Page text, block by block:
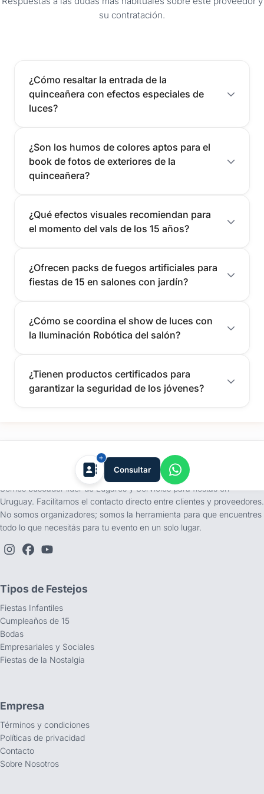
su contratación.
¿Cómo resaltar la entrada de la
quinceañera con efectos especiales de
luces?
¿Son los humos de colores aptos para el
book de fotos de exteriores de la
quinceañera?
¿Qué efectos visuales recomiendan para
el momento del vals de los 15 años?
¿Ofrecen packs de fuegos artificiales para
fiestas de 15 en salones con jardín?
¿Cómo se coordina el show de luces con
la Iluminación Robótica del salón?
¿Tienen productos certificados para
garantizar la seguridad de los jóvenes?
Consultar
tufiesta.com.uy
Somos buscador líder de Lugares y Servicios para fiestas en
Uruguay. Facilitamos el contacto directo entre clientes y proveedores.
No somos organizadores; somos la herramienta para que encuentres
todo lo que necesitás para tu evento en un solo lugar.
Tipos de Festejos
Fiestas Infantiles
Cumpleaños de 15
Bodas
Empresariales y Sociales
Fiestas de la Nostalgia
Empresa
Términos y condiciones
Políticas de privacidad
Contacto
Sobre Nosotros